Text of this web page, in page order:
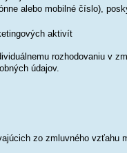
alebo mobilné číslo),
aktivít
rozhodovaniu v
údajov.
zo zmluvného vzťahu